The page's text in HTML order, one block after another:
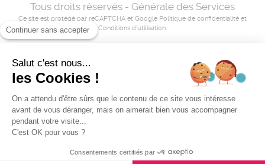
Tous droits réservés - Générale des Services
Ce site est protégé par reCAPTCHA et Google Politique de confidentialité et
Conditions d'utilisation.
Flux RSS
Continuer sans accepter
Salut c'est nous...
les Cookies !
On a attendu d'être sûrs que le contenu de ce site vous intéresse
avant de vous déranger, mais on aimerait bien vous accompagner
pendant votre visite...
C'est OK pour vous ?
Consentements certifiés par